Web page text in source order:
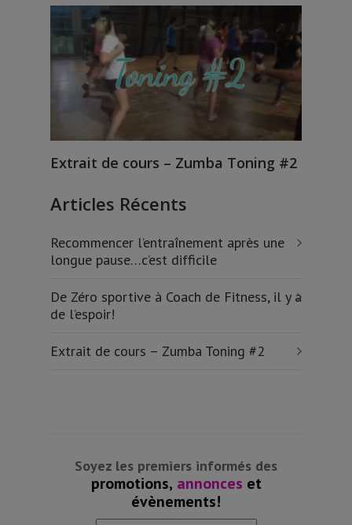
Extrait de cours – Zumba Toning #2
Articles Récents
Recommencer l’entraînement après une
longue pause…c’est difficile
De Zéro sportive à Coach de Fitness, il y a
de l’espoir!
Extrait de cours – Zumba Toning #2
Soyez les premiers informés des
promotions, annonces et
évènements!